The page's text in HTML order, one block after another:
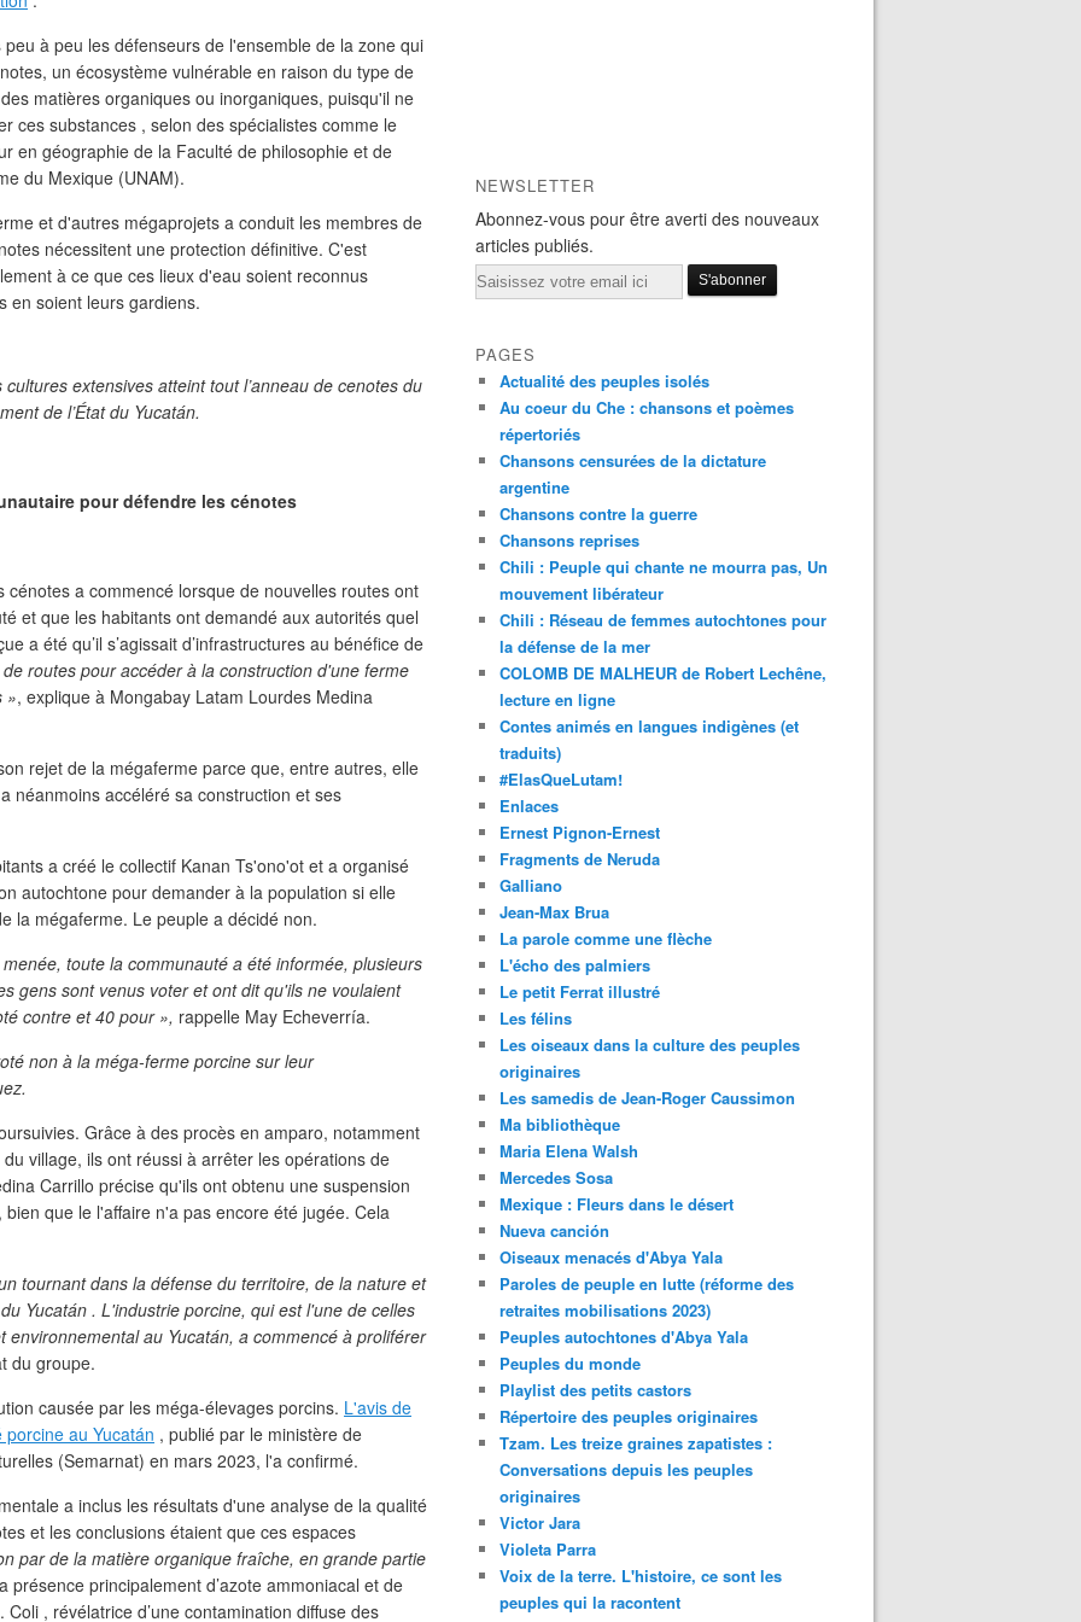
à peu les défenseurs de l'ensemble de la zone qui
un écosystème vulnérable en raison du type de
matières organiques ou inorganiques, puisqu'il ne
ces substances , selon des spécialistes comme le
en géographie de la Faculté de philosophie et de
du Mexique (UNAM).
et d'autres mégaprojets a conduit les membres de
nécessitent une protection définitive. C'est
à ce que ces lieux d'eau soient reconnus
en soient leurs gardiens.
extensives atteint tout l’anneau de cenotes du
de l’État du Yucatán.
pour défendre les cénotes
a commencé lorsque de nouvelles routes ont
et que les habitants ont demandé aux autorités quel
a été qu’il s’agissait d’infrastructures au bénéfice de
routes pour accéder à la construction d'une ferme
», explique à Mongabay Latam Lourdes Medina
rejet de la mégaferme parce que, entre autres, elle
néanmoins accéléré sa construction et ses
a créé le collectif Kanan Ts'ono'ot et a organisé
autochtone pour demander à la population si elle
la mégaferme. Le peuple a décidé non.
toute la communauté a été informée, plusieurs
gens sont venus voter et ont dit qu'ils ne voulaient
contre et 40 pour », rappelle May Echeverría.
non à la méga-ferme porcine sur leur
Grâce à des procès en amparo, notamment
village, ils ont réussi à arrêter les opérations de
Carrillo précise qu'ils ont obtenu une suspension
que le l'affaire n'a pas encore été jugée. Cela
tournant dans la défense du territoire, de la nature et
Yucatán . L'industrie porcine, qui est l'une de celles
au Yucatán, a commencé à proliférer
du groupe.
causée par les méga-élevages porcins. L'avis de
au Yucatán , publié par le ministère de
(Semarnat) en mars 2023, l'a confirmé.
a inclus les résultats d'une analyse de la qualité
et les conclusions étaient que ces espaces
par de la matière organique fraîche, en grande partie
présence principalement d’azote ammoniacal et de
, révélatrice d’une contamination diffuse des
NEWSLETTER
Abonnez-vous pour être averti des nouveaux
articles publiés.
Email
PAGES
Actualité des peuples isolés
Au coeur du Che : chansons et poèmes
répertoriés
Chansons censurées de la dictature
argentine
Chansons contre la guerre
Chansons reprises
Chili : Peuple qui chante ne mourra pas, Un
mouvement libérateur
Chili : Réseau de femmes autochtones pour
la défense de la mer
COLOMB DE MALHEUR de Robert Lechêne,
lecture en ligne
Contes animés en langues indigènes (et
traduits)
#ElasQueLutam!
Enlaces
Ernest Pignon-Ernest
Fragments de Neruda
Galliano
Jean-Max Brua
La parole comme une flèche
L'écho des palmiers
Le petit Ferrat illustré
Les félins
Les oiseaux dans la culture des peuples
originaires
Les samedis de Jean-Roger Caussimon
Ma bibliothèque
Maria Elena Walsh
Mercedes Sosa
Mexique : Fleurs dans le désert
Nueva canción
Oiseaux menacés d'Abya Yala
Paroles de peuple en lutte (réforme des
retraites mobilisations 2023)
Peuples autochtones d'Abya Yala
Peuples du monde
Playlist des petits castors
Répertoire des peuples originaires
Tzam. Les treize graines zapatistes :
Conversations depuis les peuples
originaires
Victor Jara
Violeta Parra
Voix de la terre. L'histoire, ce sont les
peuples qui la racontent